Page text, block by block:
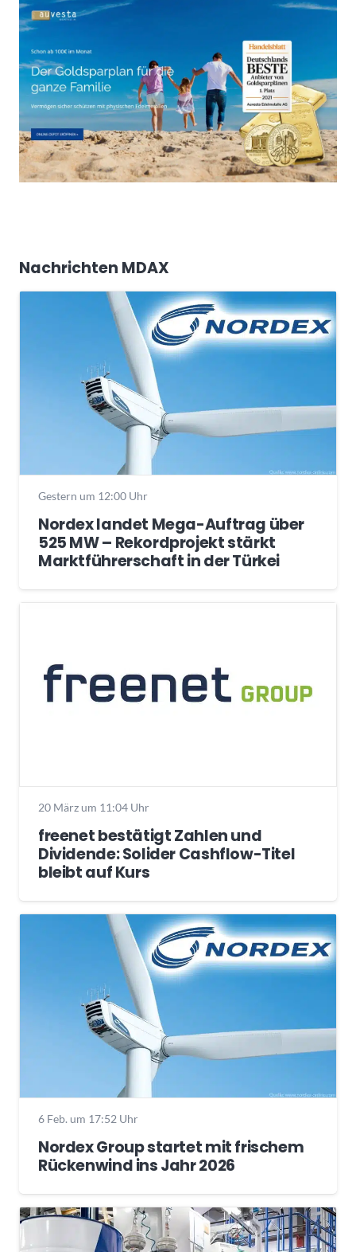
Nachrichten MDAX
Gestern um 12:00 Uhr
Nordex landet Mega-Auftrag über
525 MW – Rekordprojekt stärkt
Marktführerschaft in der Türkei
20 März um 11:04 Uhr
freenet bestätigt Zahlen und
Dividende: Solider Cashflow-Titel
bleibt auf Kurs
6 Feb. um 17:52 Uhr
Nordex Group startet mit frischem
Rückenwind ins Jahr 2026